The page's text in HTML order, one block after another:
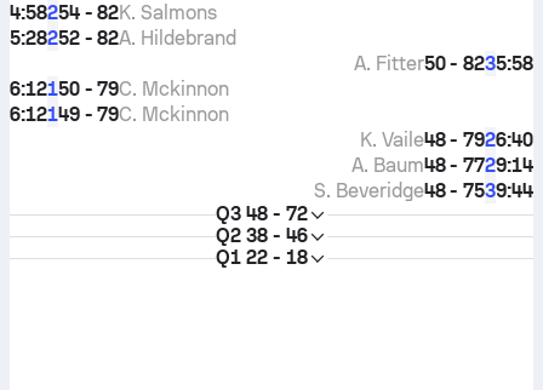
4:58254 - 82K. Salmons
5:28252 - 82A. Hildebrand
5:58
3
50 - 82
A. Fitter
6:12150 - 79C. Mckinnon
6:12149 - 79C. Mckinnon
6:40
2
48 - 79
K. Vaile
9:14
2
48 - 77
A. Baum
9:44
3
48 - 75
S. Beveridge
Q3 48 - 72
Q2 38 - 46
Q1 22 - 18